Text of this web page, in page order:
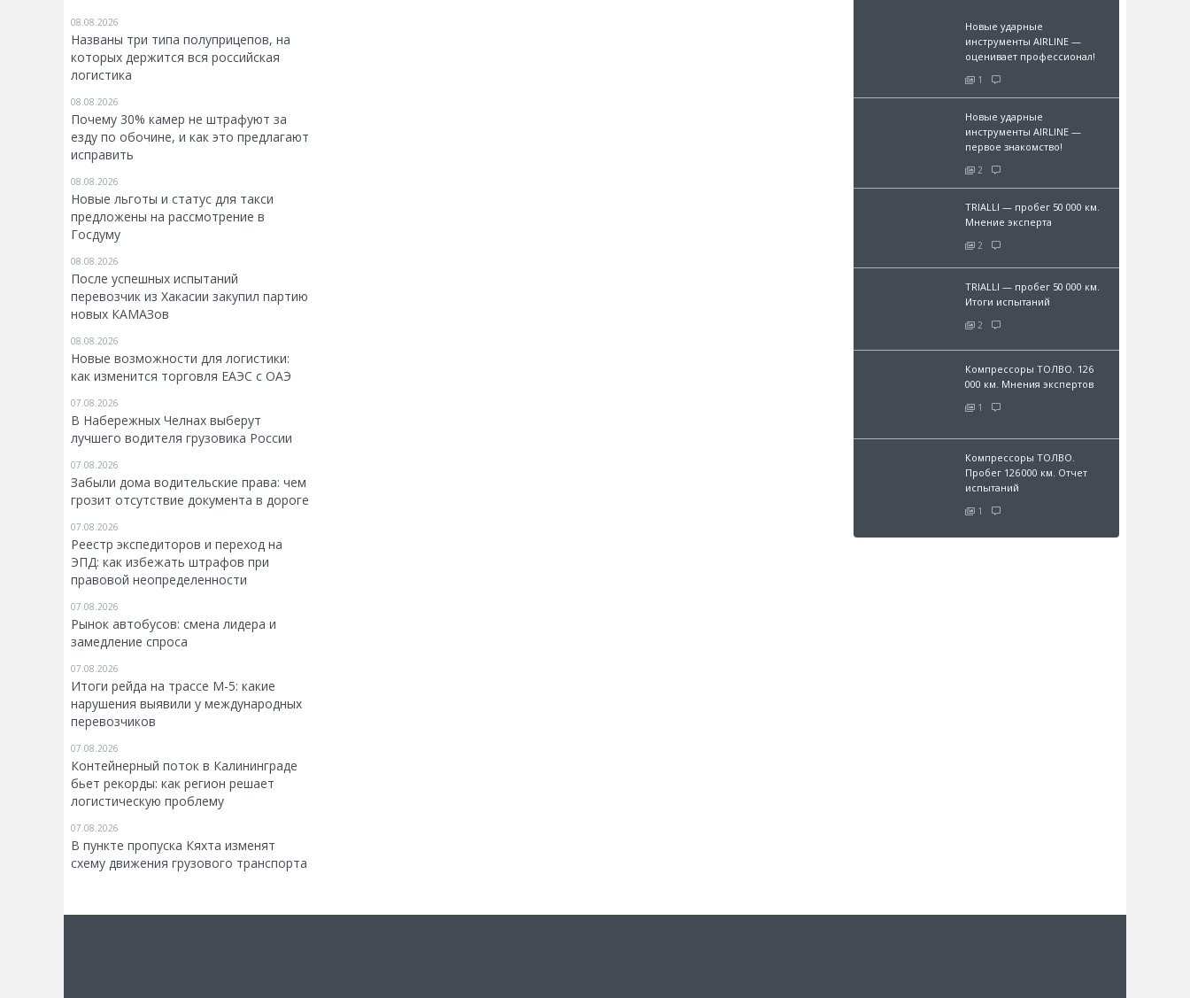
08.08.2026
Названы три типа полуприцепов, на
которых держится вся российская
логистика
08.08.2026
Почему 30% камер не штрафуют за
езду по обочине, и как это предлагают
исправить
08.08.2026
Новые льготы и статус для такси
предложены на рассмотрение в
Госдуму
08.08.2026
После успешных испытаний
перевозчик из Хакасии закупил партию
новых КАМАЗов
08.08.2026
Новые возможности для логистики:
как изменится торговля ЕАЭС с ОАЭ
07.08.2026
В Набережных Челнах выберут
лучшего водителя грузовика России
07.08.2026
Забыли дома водительские права: чем
грозит отсутствие документа в дороге
07.08.2026
Реестр экспедиторов и переход на
ЭПД: как избежать штрафов при
правовой неопределенности
07.08.2026
Рынок автобусов: смена лидера и
замедление спроса
07.08.2026
Итоги рейда на трассе М-5: какие
нарушения выявили у международных
перевозчиков
07.08.2026
Контейнерный поток в Калининграде
бьет рекорды: как регион решает
логистическую проблему
07.08.2026
В пункте пропуска Кяхта изменят
схему движения грузового транспорта
Новые ударные
инструменты AIRLINE —
оценивает профессионал!
1
Новые ударные
инструменты AIRLINE —
первое знакомство!
2
TRIALLI — пробег 50 000 км.
Мнение эксперта
2
TRIALLI — пробег 50 000 км.
Итоги испытаний
2
Компрессоры ТОЛВО. 126
000 км. Мнения экспертов
1
Компрессоры ТОЛВО.
Пробег 126 000 км. Отчет
испытаний
1